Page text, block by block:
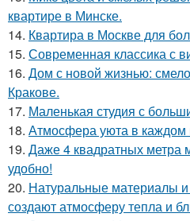
квартире в Минске.
14. Квартира в Москве для
15. Современная классика с
16. Дом с новой жизнью:
Кракове.
17. Маленькая студия с
18. Атмосфера уюта в каждом
19. Даже 4 квадратных метра
удобно!
20. Натуральные материалы
создают атмосферу тепла и